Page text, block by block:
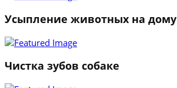
Усыпление животных на дому
Чистка зубов собаке